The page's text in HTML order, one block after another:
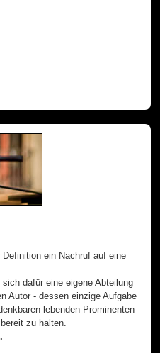
ein Nachruf auf eine
dafür eine eigene Abteilung
Autor - dessen einzige Aufgabe
lebenden Prominenten
zu halten.